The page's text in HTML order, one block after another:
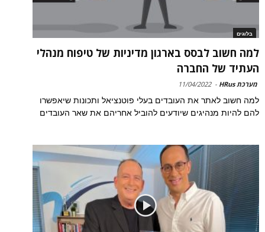
בלוגים
למה חשוב לבסס בארגון מדיניות של טיפוח מנהלי
העתיד של החברה
מערכת HRus -
11/04/2022
למה חשוב לאתר את העובדים בעלי פוטנציאל ותכונות שיאפשרו
להם להיות מנהיגים שיודעים להוביל אחריהם את שאר העובדים